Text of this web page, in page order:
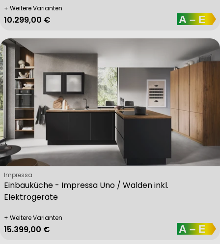
+ Weitere Varianten
Regulärer Preis
10.299,00 €
Einbauküche - Impressa Uno / Walden inkl.
Elektrogeräte
Verkäufer:
Impressa
+ Weitere Varianten
Regulärer Preis
15.399,00 €